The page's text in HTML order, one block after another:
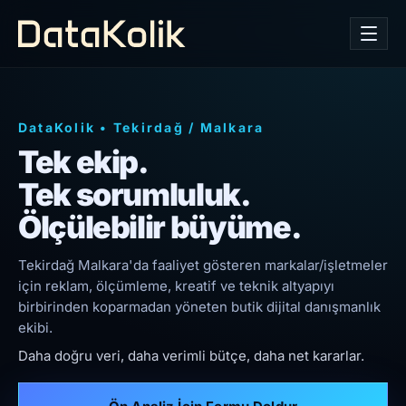
DataKolik • Tekirdağ / Malkara
Tek ekip.
Tek sorumluluk.
Ölçülebilir büyüme.
Tekirdağ Malkara'da faaliyet gösteren markalar/işletmeler
için reklam, ölçümleme, kreatif ve teknik altyapıyı
birbirinden koparmadan yöneten butik dijital danışmanlık
ekibi.
Daha doğru veri, daha verimli bütçe, daha net kararlar.